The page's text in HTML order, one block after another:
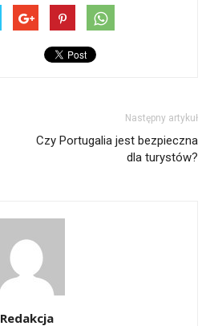
Następny artykuł
Czy Portugalia jest bezpieczna
dla turystów?
Redakcja